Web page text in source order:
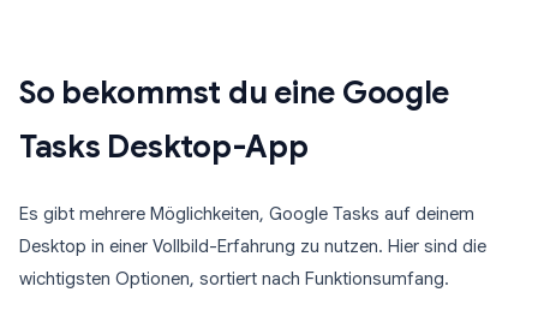
So bekommst du eine Google
Tasks Desktop-App
Es gibt mehrere Möglichkeiten, Google Tasks auf deinem
Desktop in einer Vollbild-Erfahrung zu nutzen. Hier sind die
wichtigsten Optionen, sortiert nach Funktionsumfang.